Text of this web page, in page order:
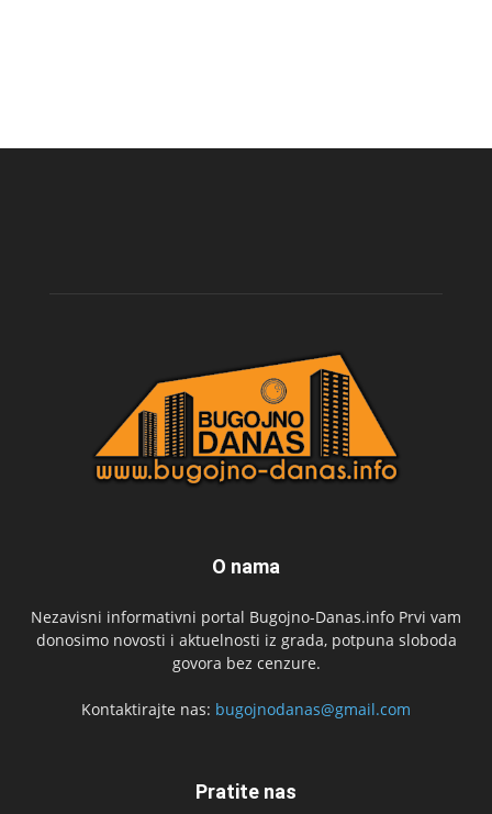
O nama
Nezavisni informativni portal Bugojno-Danas.info Prvi vam
donosimo novosti i aktuelnosti iz grada, potpuna sloboda
govora bez cenzure.
Kontaktirajte nas: bugojnodanas@gmail.com
Pratite nas